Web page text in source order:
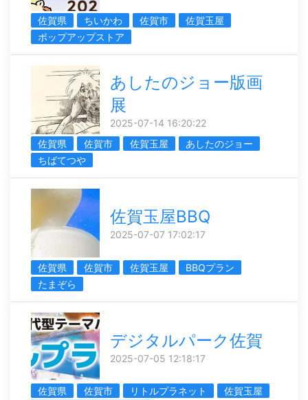
佐賀県 ちいかわ 佐賀市
佐賀玉屋
ポップアップストア
あしたのジョー版画
展
2025-07-14 16:20:22
佐賀県
佐賀市 佐賀玉屋
あしたのジョー
ちばてつや
佐賀玉屋BBQ
2025-07-07 17:02:17
佐賀県 佐賀市 佐賀玉屋
BBQプラン
たまぞら
デジタルパーク佐賀
2025-07-05 12:18:17
佐賀県 佐賀市 リトルプラネット
佐賀玉屋